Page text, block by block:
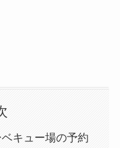
キュー場の予約